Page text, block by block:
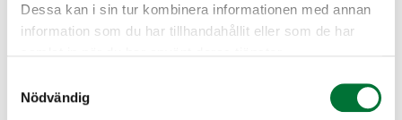
Dessa kan i sin tur kombinera informationen med annan
information som du har tillhandahållit eller som de har
Nödvändig
Kurssin jälkeen järjestetään kaksi
tutkintotilaisuutta 26.10 ja 2.11.
sivustolle.